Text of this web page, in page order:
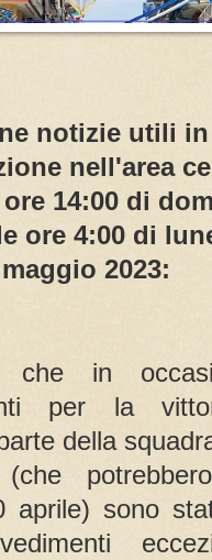
notizie utili
nell'area
14:00 di
ore 4:00 di
maggio 2023:
che in
per la
della
aprile) sono